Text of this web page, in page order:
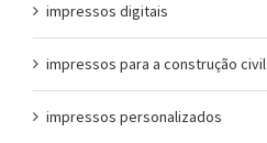
impressos digitais
impressos para a construção civil
impressos personalizados